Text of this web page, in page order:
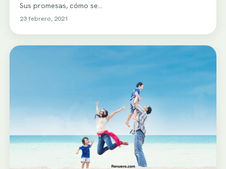
Sus promesas, cómo se…
23 febrero, 2021